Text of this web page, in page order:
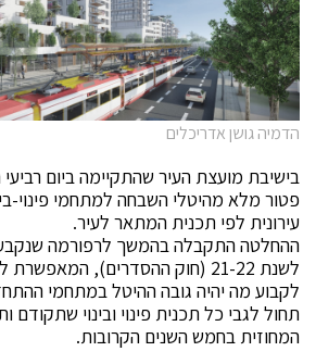
הדמיה גושן אדריכלים
בישיבת מועצת העיר שהתקיימה ביום
פטור מלא מהיטלי השבחה למתחמי פינוי-
עירונית לפי תכנית המתאר לעיר.
ההחלטה התקבלה בהמשך לרפורמה
לשנת 21-22 (חוק ההסדרים),
לקבוע מה יהיה גובה ההיטל במתחמי
תחול לגבי כל תכנית פינוי ובינוי שתקודם
המחוזית בחמש השנים הקרובות.